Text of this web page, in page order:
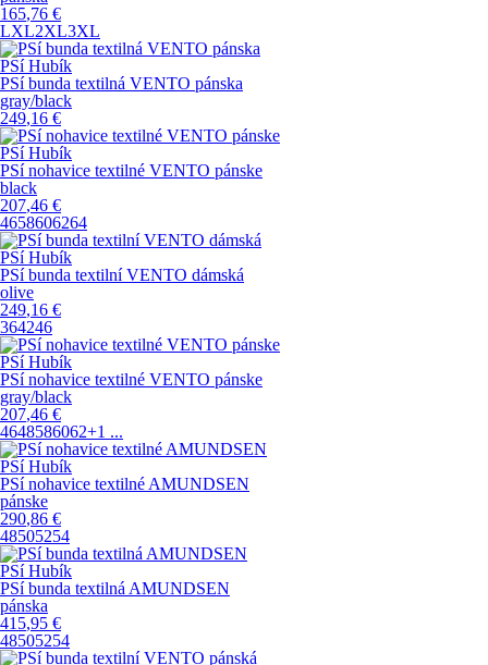
165,76 €
LXL2XL3XL
PSí Hubík
PSí bunda textilná VENTO pánska
gray/black
249,16 €
PSí Hubík
PSí nohavice textilné VENTO pánske
black
207,46 €
4658606264
PSí Hubík
PSí bunda textilní VENTO dámská
olive
249,16 €
364246
PSí Hubík
PSí nohavice textilné VENTO pánske
gray/black
207,46 €
4648586062+1 ...
PSí Hubík
PSí nohavice textilné AMUNDSEN
pánske
290,86 €
48505254
PSí Hubík
PSí bunda textilná AMUNDSEN
pánska
415,95 €
48505254